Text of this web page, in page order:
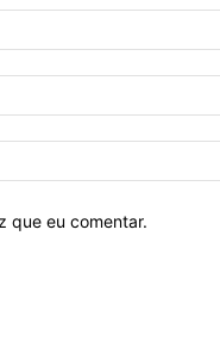
que eu comentar.